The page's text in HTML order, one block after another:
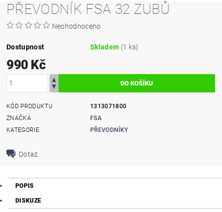
PŘEVODNÍK FSA 32 ZUBŮ
Neohodnoceno
Dostupnost Skladem (1 ks)
990 Kč
KÓD PRODUKTU
1313071800
ZNAČKA
FSA
KATEGORIE
PŘEVODNÍKY
Dotaz
POPIS
DISKUZE